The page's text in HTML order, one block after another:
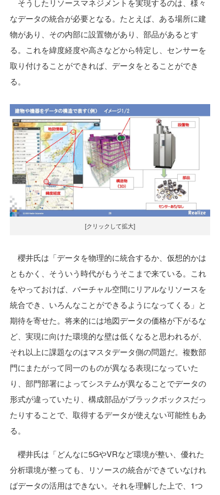
そうしたリソースマネジメントを実現するのは、様々
なデータの統合が必要となる。たとえば、ある場所に建
物があり、その内部に設置物があり、部品があるとす
る。これを緯度経度や高さなどから特定し、センサーを
取り付けることができれば、データをとることができ
る。
[クリックして拡大]
櫻井氏は「データを物理的に統合するか、仮想的かは
ともかく、そういう時代がもうそこまで来ている。これ
をやっておけば、バーチャル空間にリアルなリソースを
統合でき、いろんなことができるようになってくる」と
期待を寄せた。将来的には地図データの価格が下がるな
ど、実現に向けた環境的な壁は低くなると思われるが、
それ以上に課題なのはマスタデータ側の問題だ。複数部
門にまたがって同一のものが異なる表現になっていた
り、部門部署によってシステムが異なることでデータの
形式が違っていたり、構成部品がブラックボックスだっ
たりすることで、取得するデータが使えない可能性もあ
る。
櫻井氏は「どんなに5GやVRなど環境が整い、優れた
分析環境が整っても、リソースの統合ができていなけれ
ばデータの活用はできない。それを理解した上で、1つ